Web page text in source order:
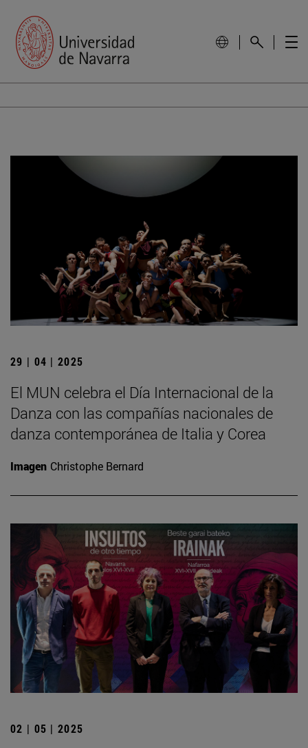
29 | 04 | 2025
El MUN celebra el Día Internacional de la
Danza con las compañías nacionales de
danza contemporánea de Italia y Corea
Imagen Christophe Bernard
02 | 05 | 2025